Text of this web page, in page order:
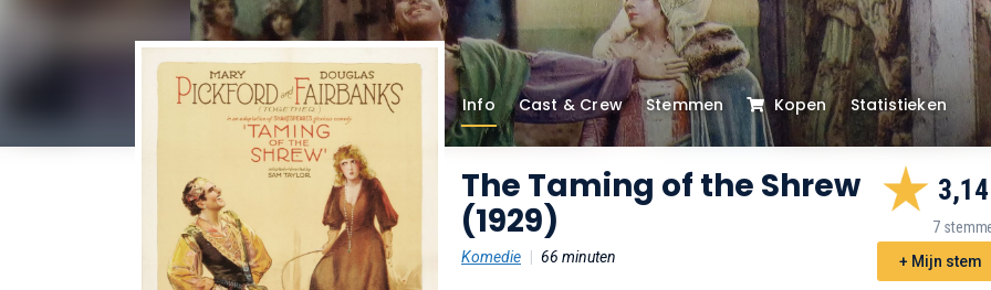
Info Cast & Crew Stemmen Kopen Statistieken
The Taming of the Shrew
(1929)
Komedie 66 minuten
3,14
7
+ Mijn stem